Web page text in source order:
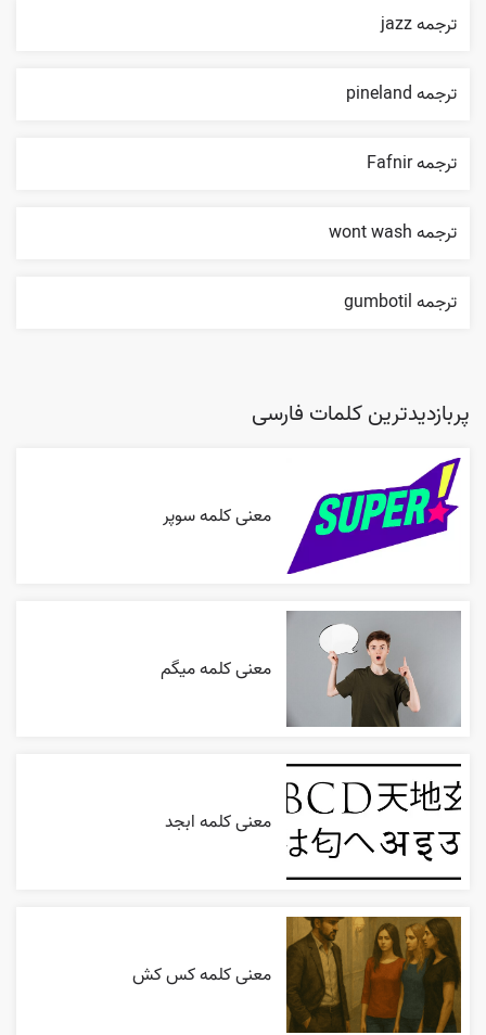
ترجمه jazz
ترجمه pineland
ترجمه Fafnir
ترجمه wont wash
ترجمه gumbotil
پربازدیدترین کلمات فارسی
معنی کلمه سوپر
معنی کلمه میگم
معنی کلمه ابجد
معنی کلمه کس کش